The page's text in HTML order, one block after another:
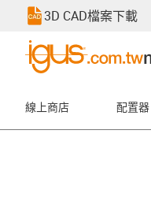
3D CAD檔案下載
線上商店 配置器